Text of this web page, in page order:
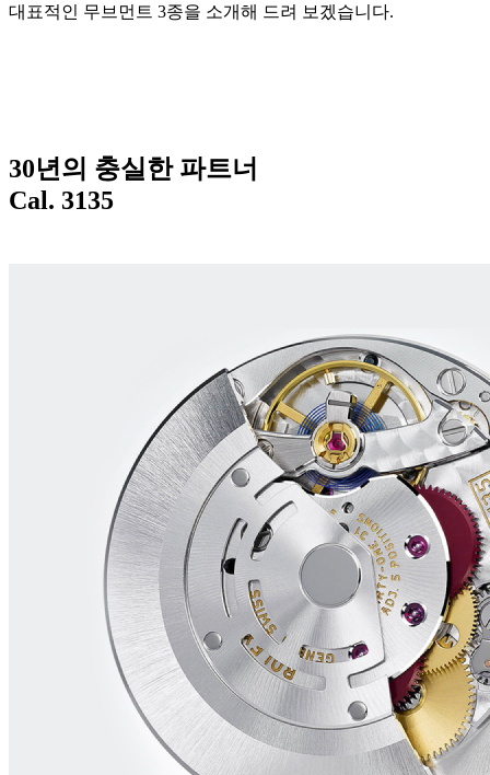
대표적인 무브먼트 3종을 소개해 드려 보겠습니다.
30년의 충실한 파트너
Cal. 3135